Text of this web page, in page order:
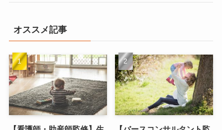
オススメ記事